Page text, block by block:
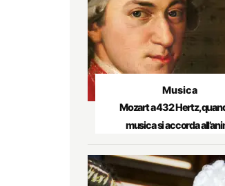
Musica
Mozart a 432 Hertz,
musica si accorda